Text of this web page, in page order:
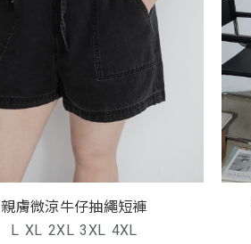
親膚微涼牛仔抽繩短褲
L XL 2XL 3XL 4XL